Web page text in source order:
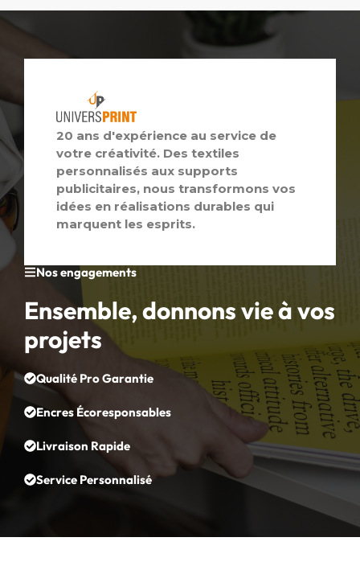
Nos engagements
Ensemble, donnons vie à vos
projets
Qualité Pro Garantie
Encres Écoresponsables
Livraison Rapide
Service Personnalisé
20 ans d'expérience au service de
votre créativité. Des textiles
personnalisés aux supports
publicitaires, nous transformons vos
idées en réalisations durables qui
marquent les esprits.